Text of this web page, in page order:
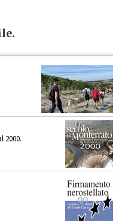
2000.